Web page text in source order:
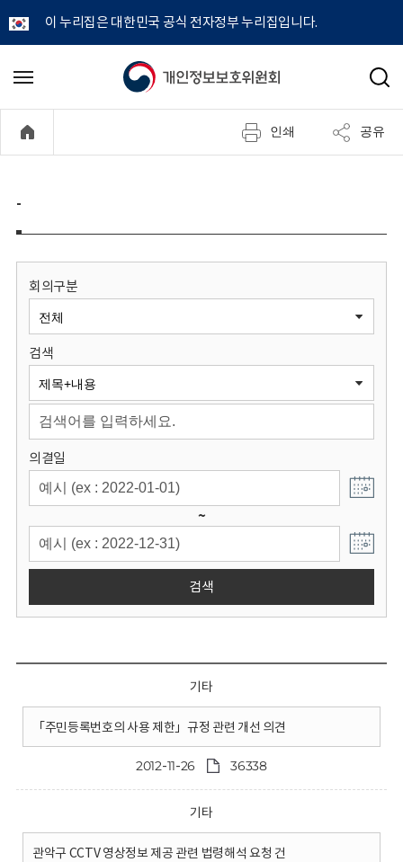
이 누리집은 대한민국 공식 전자정부 누리집입니다.
개
정
보
원
회
메
기
검
인쇄 공유
-
회의구분
검색
의결일
~
검색
기타
「주민등록번호의 사용 제한」규정 관련 개선 의견
2012-11-26 36338
기타
관악구 CCTV 영상정보 제공 관련 법령해석 요청 건